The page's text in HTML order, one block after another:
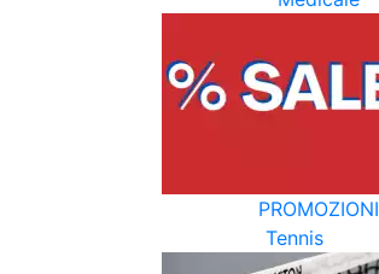
PROMOZIONI
Tennis